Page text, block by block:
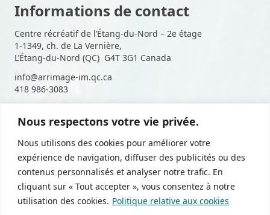
Nous respectons votre vie privée.
Nous utilisons des cookies pour améliorer votre
expérience de navigation, diffuser des publicités ou des
contenus personnalisés et analyser notre trafic. En
cliquant sur « Tout accepter », vous consentez à notre
utilisation des cookies. Politique relative aux cookies
Informations de contact
Centre récréatif de l’Étang-du-Nord – 2e étage
1-1349, ch. de La Vernière,
L’Étang-du-Nord (QC) G4T 3G1 Canada
info@arrimage-im.qc.ca
418 986-3083
Suivez-nous sur les médias
sociaux